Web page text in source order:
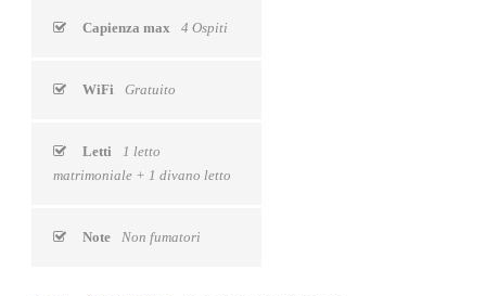
Capienza max 4 Ospiti
WiFi Gratuito
Letti
1 letto
matrimoniale + 1 divano letto
Note Non fumatori